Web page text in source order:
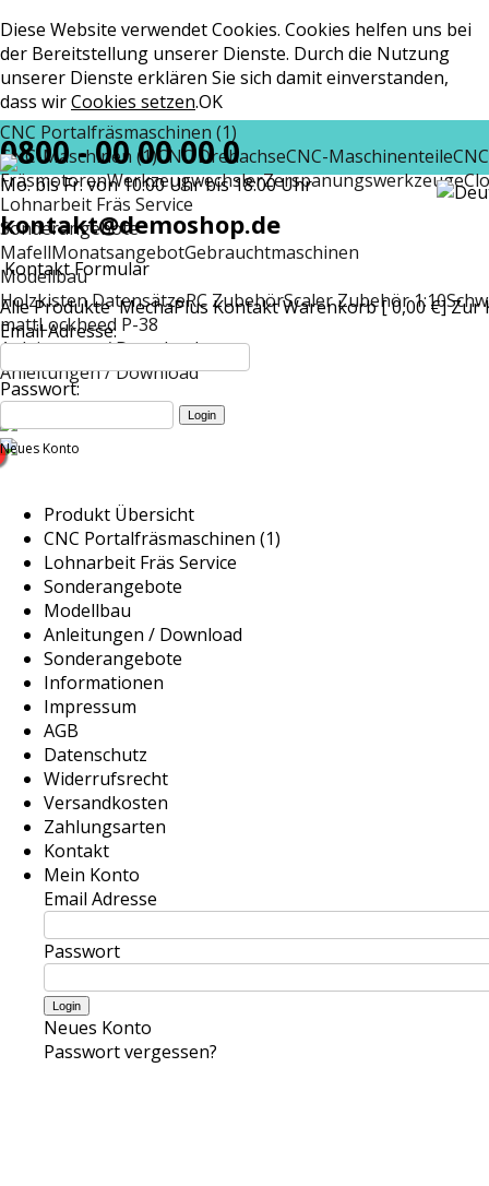
Diese Website verwendet Cookies. Cookies helfen uns bei
der Bereitstellung unserer Dienste. Durch die Nutzung
unserer Dienste erklären Sie sich damit einverstanden,
dass wirCookies setzen.OK
CNC Portalfräsmaschinen (1)
CNC-Maschinen (1)CNC DrehachseCNC-Maschinenteile
FräsmotorenWerkzeugwechslerZerspanungswerkzeuge
Lohnarbeit Fräs Service
Sonderangebote
MafellMonatsangebotGebrauchtmaschinen
Modellbau
Holzkisten DatensätzeRC ZubehörScaler Zubehör 1:10
mattLockheed P-38
Anleitungen / Download
Anleitungen / Download
0800 - 00 00 00 0
Mo. bis Fr. von 10:00 Uhr bis 18:00 Uhr
kontakt@demoshop.de
Kontakt Formular
Alle Produkte MechaPlus KontaktWarenkorb [ 0,00 €]Zur
Email Adresse:
Passwort:
Neues Konto
Produkt Übersicht
CNC Portalfräsmaschinen (1)
Lohnarbeit Fräs Service
Sonderangebote
Modellbau
Anleitungen / Download
Sonderangebote
Informationen
Impressum
AGB
Datenschutz
Widerrufsrecht
Versandkosten
Zahlungsarten
Kontakt
Mein Konto
Email Adresse
Passwort
Neues Konto
Passwort vergessen?